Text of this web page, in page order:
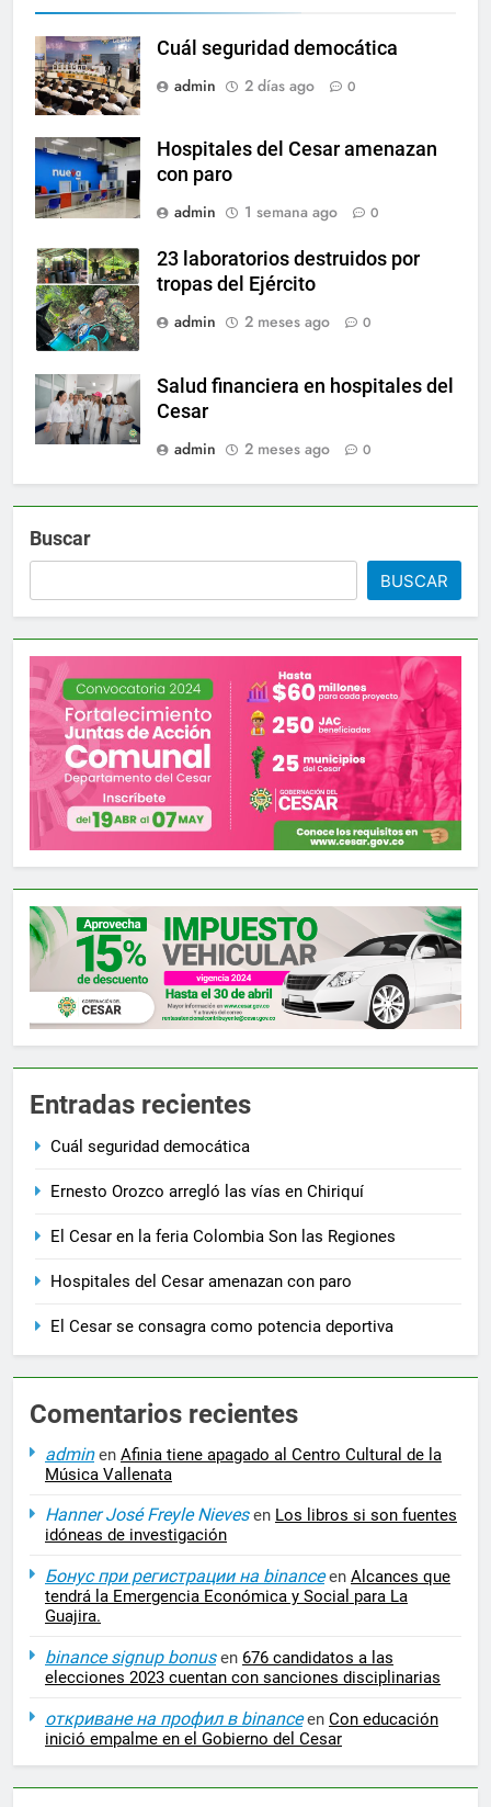
Cuál seguridad democática
admin
2 días ago 0
Hospitales del Cesar amenazan
con paro
admin
1 semana ago 0
23 laboratorios destruidos por
tropas del Ejército
admin
2 meses ago 0
Salud financiera en hospitales del
Cesar
admin
2 meses ago 0
Buscar
BUSCAR
Entradas recientes
Cuál seguridad democática
Ernesto Orozco arregló las vías en Chiriquí
El Cesar en la feria Colombia Son las Regiones
Hospitales del Cesar amenazan con paro
El Cesar se consagra como potencia deportiva
Comentarios recientes
adminen Afinia tiene apagado al Centro Cultural de la
Música Vallenata
Hanner José Freyle Nievesen Los libros si son fuentes
idóneas de investigación
Бонус при регистрации на binanceen Alcances que
tendrá la Emergencia Económica y Social para La
Guajira.
binance signup bonusen 676 candidatos a las
elecciones 2023 cuentan con sanciones disciplinarias
откриване на профил в binanceen Con educación
inició empalme en el Gobierno del Cesar